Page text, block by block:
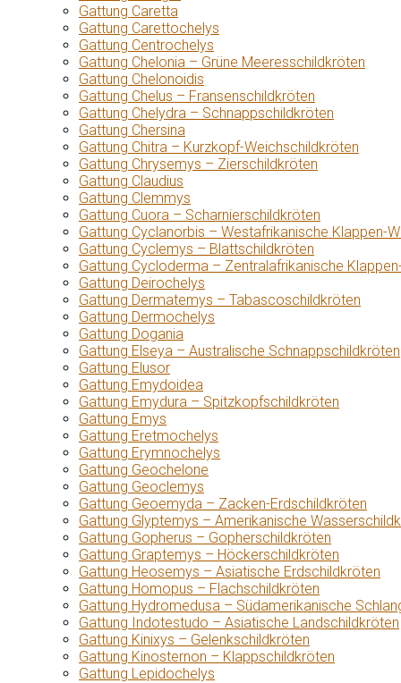
Gattung Caretta
Gattung Carettochelys
Gattung Centrochelys
Gattung Chelonia – Grüne Meeresschildkröten
Gattung Chelonoidis
Gattung Chelus – Fransenschildkröten
Gattung Chelydra – Schnappschildkröten
Gattung Chersina
Gattung Chitra – Kurzkopf-Weichschildkröten
Gattung Chrysemys – Zierschildkröten
Gattung Claudius
Gattung Clemmys
Gattung Cuora – Scharnierschildkröten
Gattung Cyclanorbis – Westafrikanische Klappen-
Gattung Cyclemys – Blattschildkröten
Gattung Cycloderma – Zentralafrikanische
Gattung Deirochelys
Gattung Dermatemys – Tabascoschildkröten
Gattung Dermochelys
Gattung Dogania
Gattung Elseya – Australische Schnappschildkröten
Gattung Elusor
Gattung Emydoidea
Gattung Emydura – Spitzkopfschildkröten
Gattung Emys
Gattung Eretmochelys
Gattung Erymnochelys
Gattung Geochelone
Gattung Geoclemys
Gattung Geoemyda – Zacken-Erdschildkröten
Gattung Glyptemys – Amerikanische
Gattung Gopherus – Gopherschildkröten
Gattung Graptemys – Höckerschildkröten
Gattung Heosemys – Asiatische Erdschildkröten
Gattung Homopus – Flachschildkröten
Gattung Hydromedusa – Südamerikanische
Gattung Indotestudo – Asiatische Landschildkröten
Gattung Kinixys – Gelenkschildkröten
Gattung Kinosternon – Klappschildkröten
Gattung Lepidochelys